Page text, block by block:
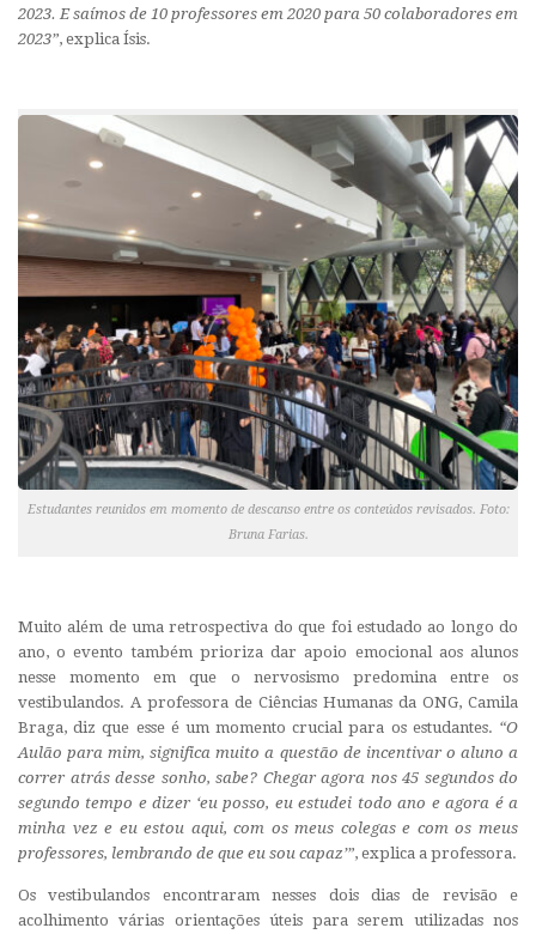
2023. E saímos de 10 professores em 2020 para 50 colaboradores em
2023”, explica Ísis.
Estudantes reunidos em momento de descanso entre os conteúdos revisados. Foto:
Bruna Farias.
Muito além de uma retrospectiva do que foi estudado ao longo do
ano, o evento também prioriza dar apoio emocional aos alunos
nesse momento em que o nervosismo predomina entre os
vestibulandos. A professora de Ciências Humanas da ONG, Camila
Braga, diz que esse é um momento crucial para os estudantes. “O
Aulão para mim, significa muito a questão de incentivar o aluno a
correr atrás desse sonho, sabe? Chegar agora nos 45 segundos do
segundo tempo e dizer ‘eu posso, eu estudei todo ano e agora é a
minha vez e eu estou aqui, com os meus colegas e com os meus
professores, lembrando de que eu sou capaz’”, explica a professora.
Os vestibulandos encontraram nesses dois dias de revisão e
acolhimento várias orientações úteis para serem utilizadas nos